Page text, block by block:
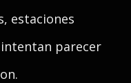
estaciones
parecer